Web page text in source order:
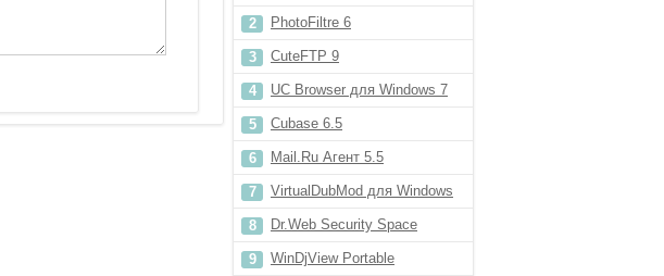
PhotoFiltre 6
CuteFTP 9
UC Browser для Windows 7
Cubase 6.5
Mail.Ru Агент 5.5
VirtualDubMod для Windows
XP
Dr.Web Security Space
WinDjView Portable